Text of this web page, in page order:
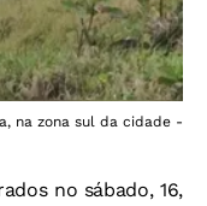
na zona sul da cidade -
no sábado, 16,